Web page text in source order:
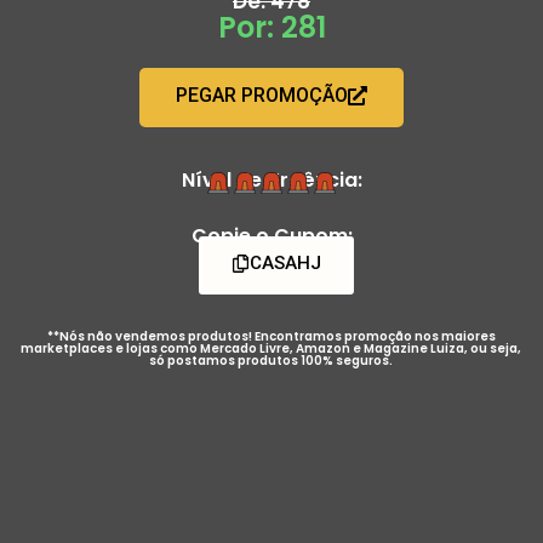
Por: 281
PEGAR PROMOÇÃO
Nível de Urgência:
Copie o Cupom:
CASAHJ
**Nós não vendemos produtos! Encontramos promoção nos maiores
marketplaces e lojas como Mercado Livre, Amazon e Magazine Luiza, ou seja,
só postamos produtos 100% seguros.